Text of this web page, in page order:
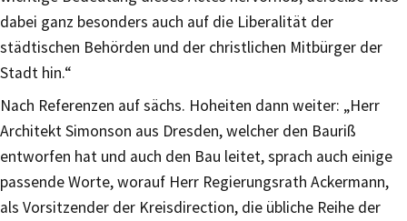
dabei ganz besonders auch auf die Liberalität der
städtischen Behörden und der christlichen Mitbürger der
Stadt hin.“
Nach Referenzen auf sächs. Hoheiten dann weiter: „Herr
Architekt Simonson aus Dresden, welcher den Bauriß
entworfen hat und auch den Bau leitet, sprach auch einige
passende Worte, worauf Herr Regierungsrath Ackermann,
als Vorsitzender der Kreisdirection, die übliche Reihe der